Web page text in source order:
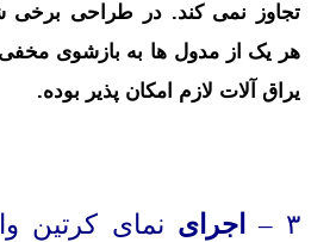
تجاوز نمی کند. در طراحی برخی
هر یک از مدول ها به بازشوی مخفی
یراق آلات لازم امکان پذیر بوده.
۳ – اجرای نمای کرتین